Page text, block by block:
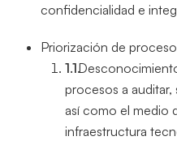
confidencialidad e
Priorización de
procesos a
así como el medio
infraestructura